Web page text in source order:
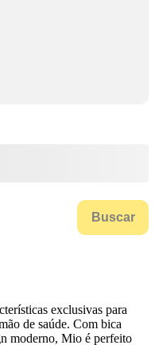
Buscar
exclusivas para
de saúde. Com bica
moderno, Mio é perfeito